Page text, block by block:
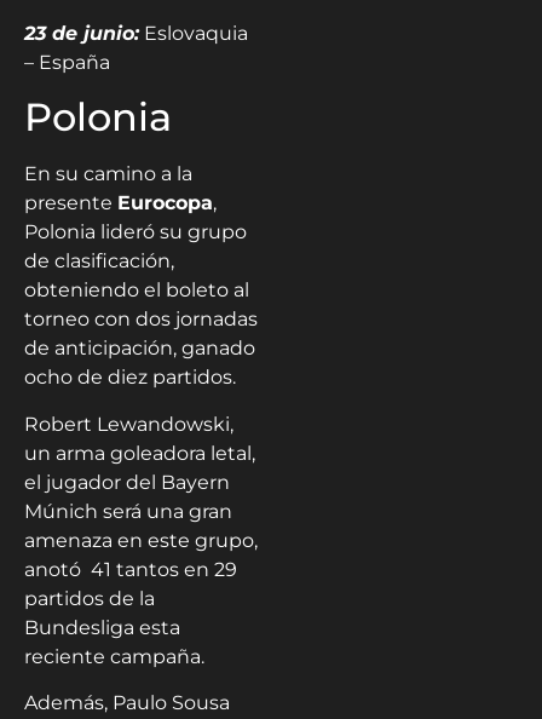
23 de junio:Eslovaquia
– España
Polonia
En su camino a la
presente Eurocopa,
Polonia lideró su grupo
de clasificación,
obteniendo el boleto al
torneo con dos jornadas
de anticipación, ganado
ocho de diez partidos.
Robert Lewandowski,
un arma goleadora letal,
el jugador del Bayern
Múnich será una gran
amenaza en este grupo,
anotó 41 tantos en 29
partidos de la
Bundesliga esta
reciente campaña.
Además, Paulo Sousa